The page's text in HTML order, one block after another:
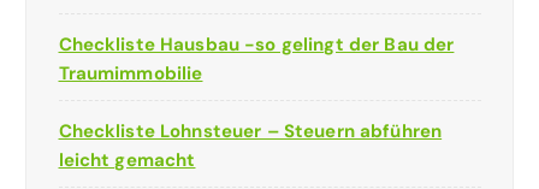
Checkliste Hausbau -so gelingt der Bau der
Traumimmobilie
Checkliste Lohnsteuer – Steuern abführen
leicht gemacht